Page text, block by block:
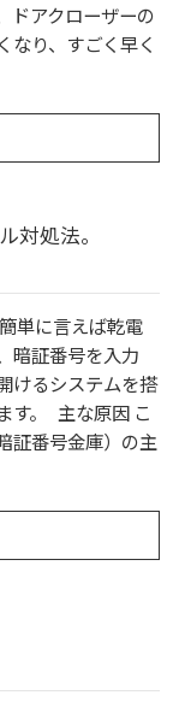
ドアクローザーの
なり、すごく早く
対処法。
単に言えば乾電
暗証番号を入力
けるシステムを搭
す。 主な原因 こ
証番号金庫）の主